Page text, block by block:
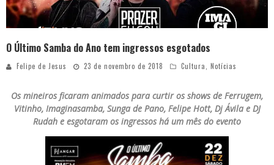
O Último Samba do Ano tem ingressos esgotados
Felipe de Jesus 23 de novembro de 2018 Cultura Notícias
Os mineiros ficaram animados para curtir os shows de Ferrugem,
Vitinho, Imaginasamba, Sunga de Pano, Felipe Hott, Dj Ávila e DJ
Rudah e esgotaram os ingressos há um mês do evento